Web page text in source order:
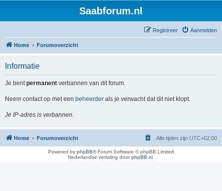
Saabforum.nl
Aanmelden
Registreer
Home Forumoverzicht
Informatie
Je bentpermanent verbannen van dit forum.
Neem contact op met een beheerder als je verwacht dat dit niet klopt.
Je IP-adres is verbannen.
Home Forumoverzicht Alle tijden zijn UTC+02:00
Powered by phpBB® Forum Software © phpBB Limited
Nederlandse vertaling doorphpBB.nl